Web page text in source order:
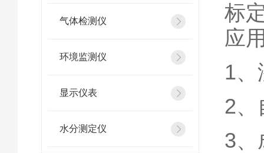
气体检测仪
环境监测仪
显示仪表
水分测定仪
标
应
1、
2、
3、